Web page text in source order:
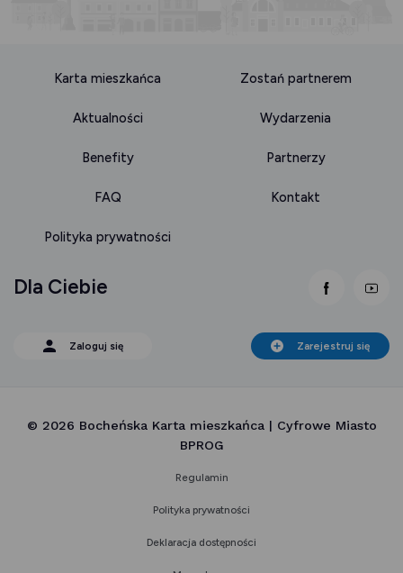
Karta mieszkańca Zostań partnerem
Aktualności Wydarzenia
Benefity Partnerzy
FAQ Kontakt
Polityka prywatności
link
Dla Ciebie
Zaloguj się Zarejestruj się
© 2026 Bocheńska Karta mieszkańca | Cyfrowe Miasto
BPROG
Regulamin
Polityka prywatności
Deklaracja dostępności